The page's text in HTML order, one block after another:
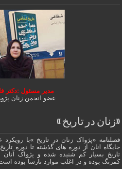
مدیر مسئول :دکتر
عضو انجمن زنان
«زنان در تاریخ »
فصلنامه «پژواک زنان در تاریخ »با
جایگاه انان از دوره هاى گذشته تا دوره
تاریخ بسیار کم شنیده شده و پژواک آنان
کمرنگ بوده و در اغلب موارد نارسا بوده